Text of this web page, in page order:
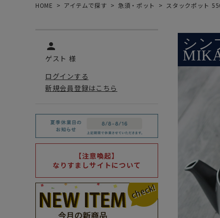
HOME アイテムで探す 急須・ポット スタックポット
person
ゲスト 様
ログインする
新規会員登録はこちら
【注意喚起】
なりすましサイトについて
シン